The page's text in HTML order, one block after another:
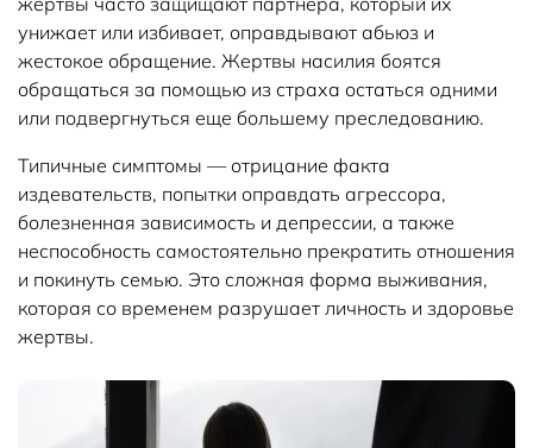
унижает или избивает, оправдывают абьюз и
жестокое обращение. Жертвы насилия боятся
обращаться за помощью из страха остаться одними
или подвергнуться еще большему преследованию.
Типичные симптомы — отрицание факта
издевательств, попытки оправдать агрессора,
болезненная зависимость и депрессии, а также
неспособность самостоятельно прекратить отношения
и покинуть семью. Это сложная форма выживания,
которая со временем разрушает личность и здоровье
жертвы.